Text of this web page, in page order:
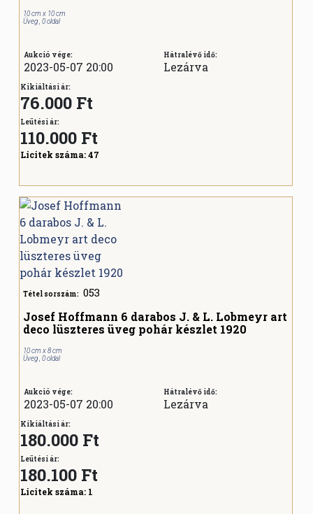
10 cm x 10 cm
Üveg , 0 oldal
Aukció vége:
2023-05-07 20:00
Hátralévő idő:
Lezárva
Kikiáltási ár:
76.000 Ft
Leütési ár:
110.000 Ft
Licitek száma:47
Tétel sorszám: 053
Josef Hoffmann 6 darabos J. & L. Lobmeyr art
deco lüszteres üveg pohár készlet 1920
10 cm x 8 cm
Üveg , 0 oldal
Aukció vége:
2023-05-07 20:00
Hátralévő idő:
Lezárva
Kikiáltási ár:
180.000 Ft
Leütési ár:
180.100 Ft
Licitek száma: 1